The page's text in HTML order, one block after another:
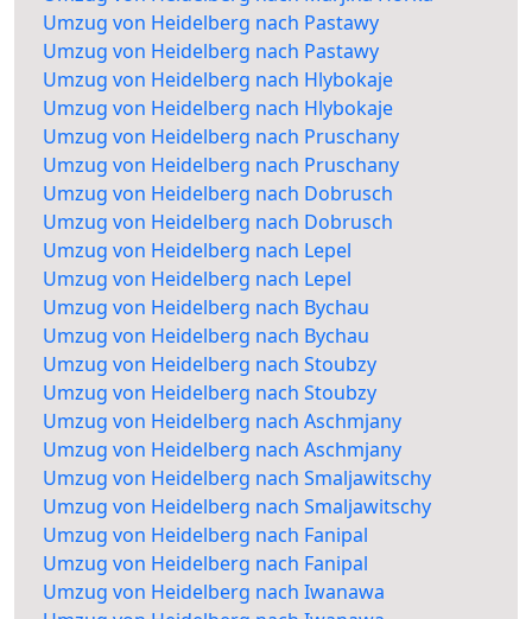
Umzug von Heidelberg nach Pastawy
Umzug von Heidelberg nach Pastawy
Umzug von Heidelberg nach Hlybokaje
Umzug von Heidelberg nach Hlybokaje
Umzug von Heidelberg nach Pruschany
Umzug von Heidelberg nach Pruschany
Umzug von Heidelberg nach Dobrusch
Umzug von Heidelberg nach Dobrusch
Umzug von Heidelberg nach Lepel
Umzug von Heidelberg nach Lepel
Umzug von Heidelberg nach Bychau
Umzug von Heidelberg nach Bychau
Umzug von Heidelberg nach Stoubzy
Umzug von Heidelberg nach Stoubzy
Umzug von Heidelberg nach Aschmjany
Umzug von Heidelberg nach Aschmjany
Umzug von Heidelberg nach Smaljawitschy
Umzug von Heidelberg nach Smaljawitschy
Umzug von Heidelberg nach Fanipal
Umzug von Heidelberg nach Fanipal
Umzug von Heidelberg nach Iwanawa